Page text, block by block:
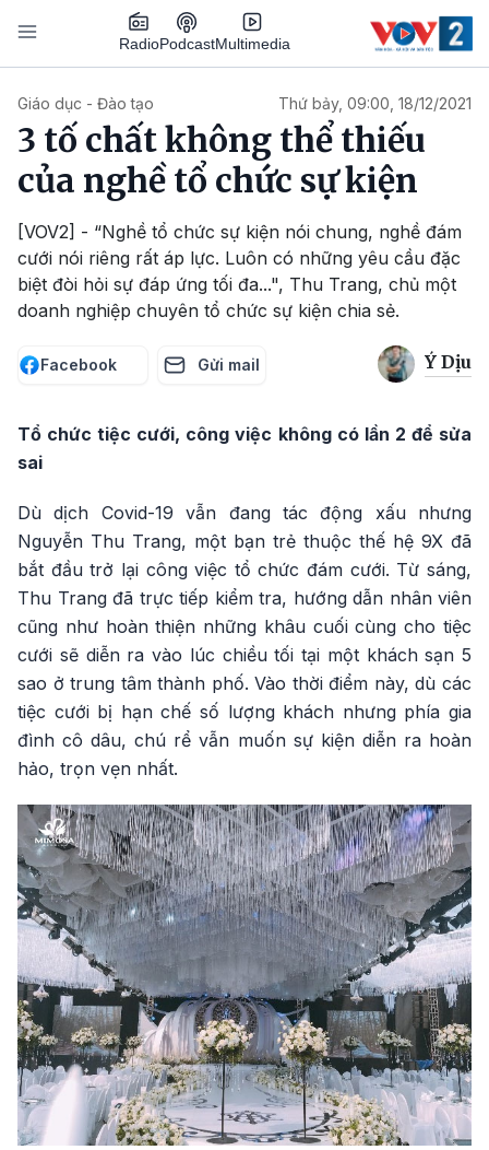
Nhảy đến nội dung
RadioPodcastMultimedia
Giáo dục - Đào tạo Thứ bảy, 09:00, 18/12/2021
3 tố chất không thể thiếu
của nghề tổ chức sự kiện
[VOV2] - “Nghề tổ chức sự kiện nói chung, nghề đám
cưới nói riêng rất áp lực. Luôn có những yêu cầu đặc
biệt đòi hỏi sự đáp ứng tối đa...", Thu Trang, chủ một
doanh nghiệp chuyên tổ chức sự kiện chia sẻ.
Facebook Gửi mail Ý Dịu
Tổ chức tiệc cưới, công việc không có lần 2 để sửa
sai
Dù dịch Covid-19 vẫn đang tác động xấu nhưng
Nguyễn Thu Trang, một bạn trẻ thuộc thế hệ 9X đã
bắt đầu trở lại công việc tổ chức đám cưới. Từ sáng,
Thu Trang đã trực tiếp kiểm tra, hướng dẫn nhân viên
cũng như hoàn thiện những khâu cuối cùng cho tiệc
cưới sẽ diễn ra vào lúc chiều tối tại một khách sạn 5
sao ở trung tâm thành phố. Vào thời điểm này, dù các
tiệc cưới bị hạn chế số lượng khách nhưng phía gia
đình cô dâu, chú rể vẫn muốn sự kiện diễn ra hoàn
hảo, trọn vẹn nhất.